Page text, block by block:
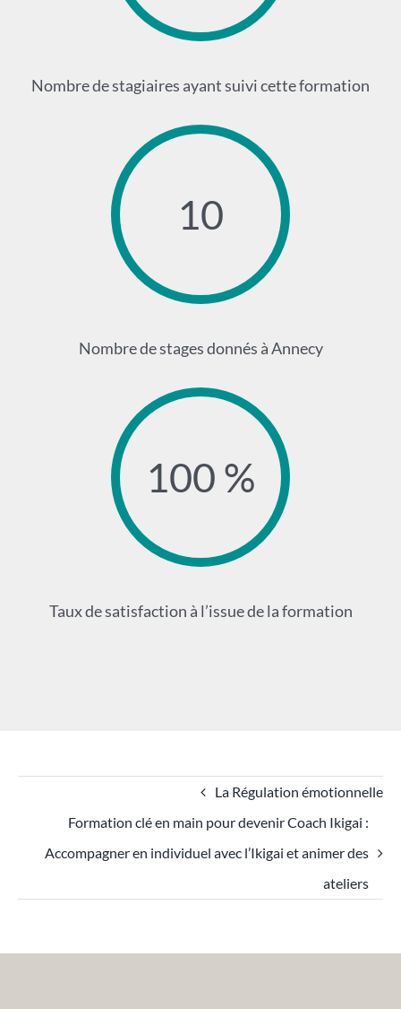
Nombre de stagiaires ayant suivi cette formation
10
Nombre de stages donnés à Annecy
100 %
Taux de satisfaction à l’issue de la formation
La Régulation émotionnelle
Formation clé en main pour devenir Coach Ikigai :
Accompagner en individuel avec l’Ikigai et animer des
ateliers